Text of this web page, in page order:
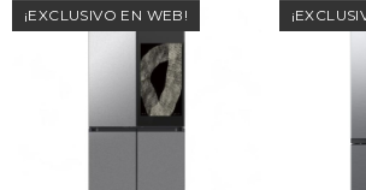
¡EXCLUSIVO EN WEB!